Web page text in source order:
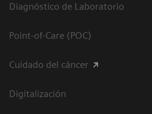
Diagnóstico de Laboratorio
Point-of-Care (POC)
Cuidado del cáncer
Digitalización